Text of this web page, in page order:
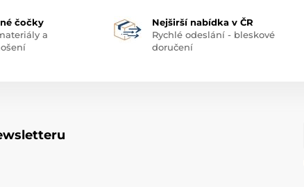
čočky
a
Nejširší nabídka v ČR
Rychlé odeslání - bleskové
doručení